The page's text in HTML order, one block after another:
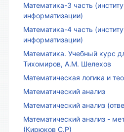
Математика-3 часть
информатизации)
Математика-4 часть
информатизации)
Математика. Учебный курс
Тихомиров, А.М. Шелехов
Математическая логика и
Математический анализ
Математический анализ
Математический анализ -
(Кирюков С.Р)